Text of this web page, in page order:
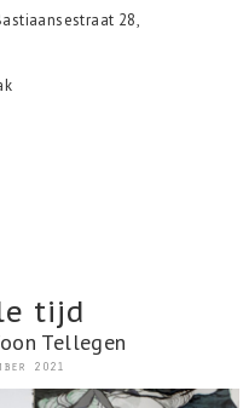
28,
tijd
Tellegen
2021